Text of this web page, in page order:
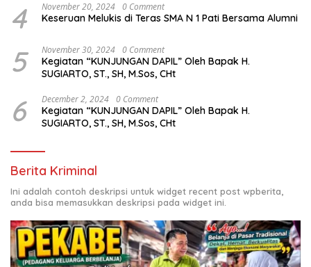
4 November 20, 2024 0 Comment
Keseruan Melukis di Teras SMA N 1 Pati Bersama Alumni
5 November 30, 2024 0 Comment
Kegiatan “KUNJUNGAN DAPIL” Oleh Bapak H.
SUGIARTO, ST., SH, M.Sos, CHt
6 December 2, 2024 0 Comment
Kegiatan “KUNJUNGAN DAPIL” Oleh Bapak H.
SUGIARTO, ST., SH, M.Sos, CHt
Berita Kriminal
Ini adalah contoh deskripsi untuk widget recent post wpberita,
anda bisa memasukkan deskripsi pada widget ini.